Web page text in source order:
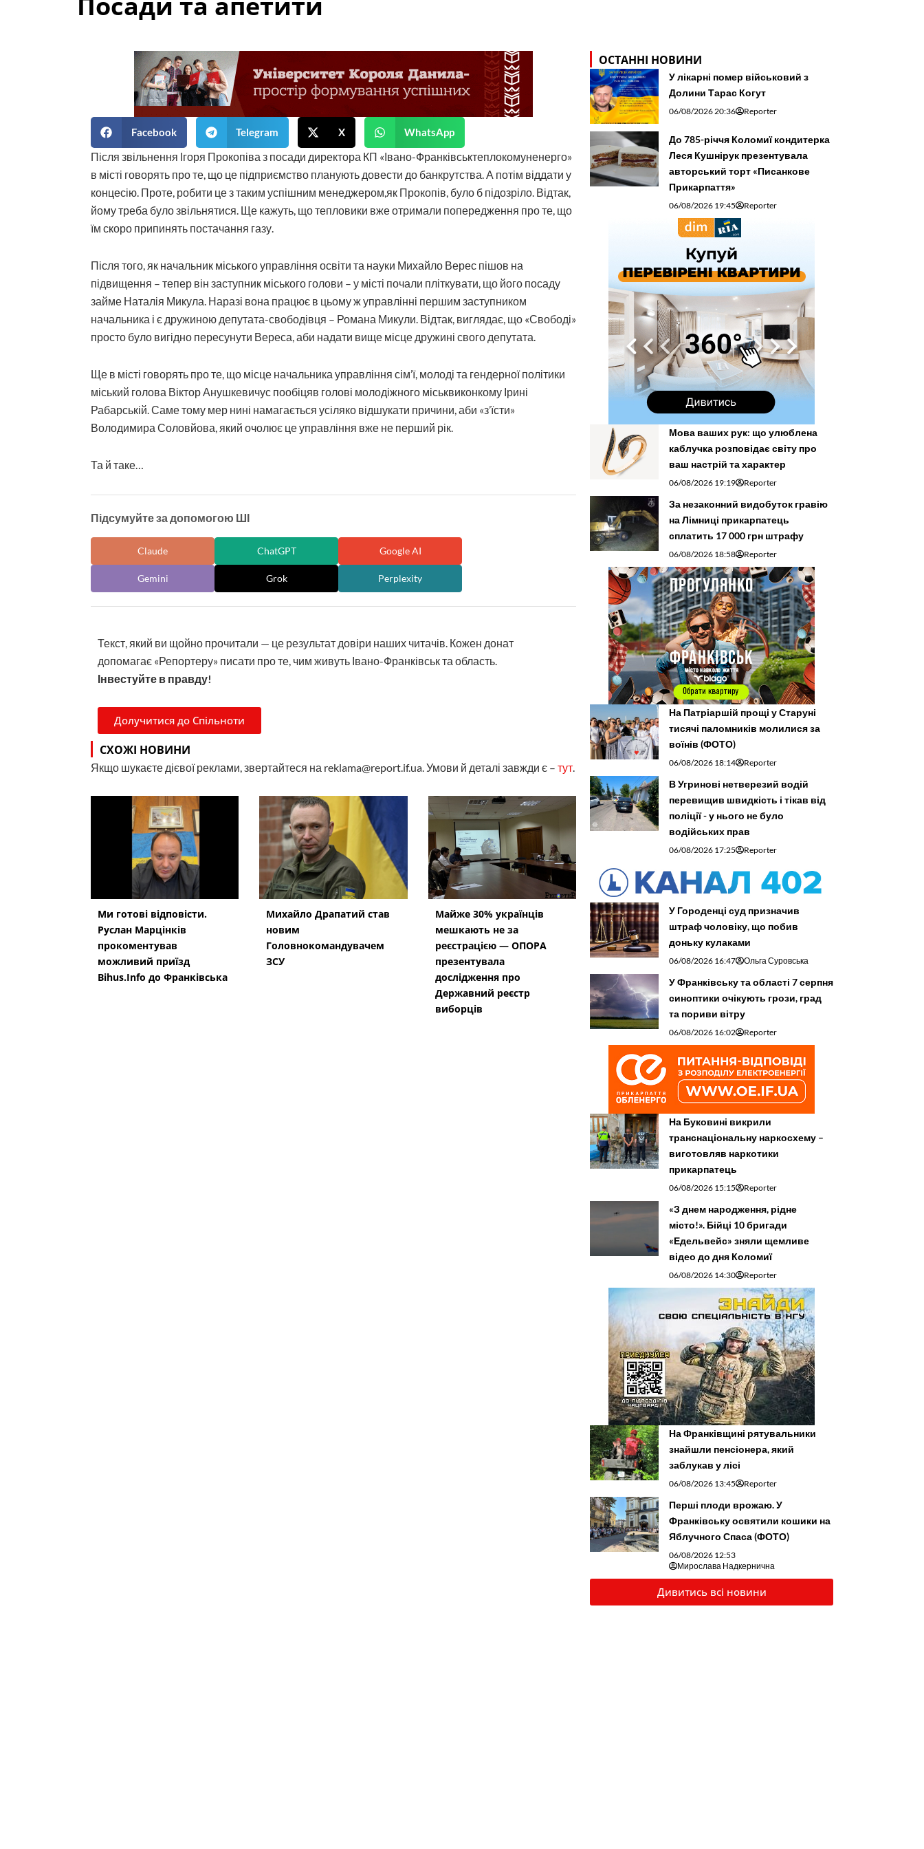
Facebook Telegram X WhatsApp
Після звільнення Ігоря Прокопіва з посади директора КП «Івано-Франківськтеплокомуненерго»
в місті говорять про те, що це підприємство планують довести до банкрутства. А потім віддати у
концесію. Проте, робити це з таким успішним менеджером,як Прокопів, було б підозріло. Відтак,
йому треба було звільнятися. Ще кажуть, що тепловики вже отримали попередження про те, що
їм скоро припинять постачання газу.
Після того, як начальник міського управління освіти та науки Михайло Верес пішов на
підвищення – тепер він заступник міського голови – у місті почали пліткувати, що його посаду
займе Наталія Микула. Наразі вона працює в цьому ж управлінні першим заступником
начальника і є дружиною депутата-свободівця – Романа Микули. Відтак, виглядає, що «Свободі»
просто було вигідно пересунути Вереса, аби надати вище місце дружині свого депутата.
Ще в місті говорять про те, що місце начальника управління сім’ї, молоді та гендерної політики
міський голова Віктор Анушкевичус пообіцяв голові молодіжного міськвиконкому Ірині
Рабарській. Саме тому мер нині намагається усіляко відшукати причини, аби «з’їсти»
Володимира Соловйова, який очолює це управління вже не перший рік.
Та й таке…
Підсумуйте за допомогою ШІ
Claude ChatGPT Google AI
Gemini Grok Perplexity
Текст, який ви щойно прочитали — це результат довіри наших читачів. Кожен донат
допомагає «Репортеру» писати про те, чим живуть Івано-Франківськ та область.
Інвестуйте в правду!
Долучитися до Спільноти
СХОЖІ НОВИНИ
Якщо шукаєте дієвої реклами, звертайтеся на reklama@report.if.ua. Умови й деталі завжди є – тут
Ми готові відповісти.
Руслан Марцінків
прокоментував
можливий приїзд
Bihus.Info до Франківська
Михайло Драпатий став
новим
Головнокомандувачем
ЗСУ
Майже 30% українців
мешкають не за
реєстрацією — ОПОРА
презентувала
дослідження про
Державний реєстр
виборців
ОСТАННІ НОВИНИ
У лікарні помер військовий з
Долини Тарас Когут
06/08/2026 20:36 Reporter
До 785-річчя Коломиї кондитерка
Леся Кушнірук презентувала
авторський торт «Писанкове
Прикарпаття»
06/08/2026 19:45 Reporter
Мова ваших рук: що улюблена
каблучка розповідає світу про
ваш настрій та характер
06/08/2026 19:19 Reporter
За незаконний видобуток гравію
на Лімниці прикарпатець
сплатить 17 000 грн штрафу
06/08/2026 18:58 Reporter
На Патріаршій прощі у Старуні
тисячі паломників молилися за
воїнів (ФОТО)
06/08/2026 18:14 Reporter
В Угринові нетверезий водій
перевищив швидкість і тікав від
поліції - у нього не було
водійських прав
06/08/2026 17:25 Reporter
У Городенці суд призначив
штраф чоловіку, що побив
доньку кулаками
06/08/2026 16:47 Ольга Суровська
У Франківську та області 7 серпня
синоптики очікують грози, град
та пориви вітру
06/08/2026 16:02 Reporter
На Буковині викрили
транснаціональну наркосхему –
виготовляв наркотики
прикарпатець
06/08/2026 15:15 Reporter
«З днем народження, рідне
місто!». Бійці 10 бригади
«Едельвейс» зняли щемливе
відео до дня Коломиї
06/08/2026 14:30 Reporter
На Франківщині рятувальники
знайшли пенсіонера, який
заблукав у лісі
06/08/2026 13:45 Reporter
Перші плоди врожаю. У
Франківську освятили кошики на
Яблучного Спаса (ФОТО)
06/08/2026 12:53
Мирослава Надкернична
Дивитись всі новини